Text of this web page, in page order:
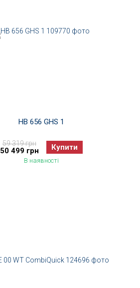
HB 656 GHS 1
59 319 грн
50 499 грн Купити
В наявності